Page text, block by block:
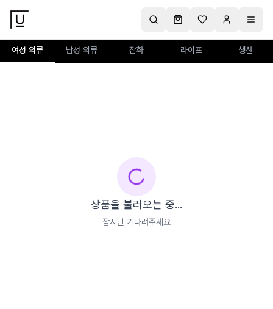
여성 의류 남성 의류 잡화 라이프 생산
상품을 불러오는 중...
잠시만 기다려주세요